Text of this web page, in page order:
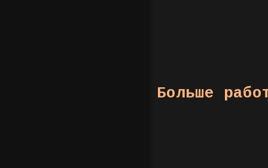
Больше